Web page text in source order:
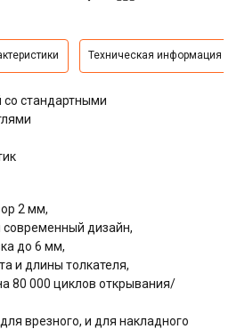
Техническая информация
со стандартными
2 мм,
дизайн,
до 6 мм,
и длины толкателя,
80 000 циклов открывания/
врезного, и для накладного